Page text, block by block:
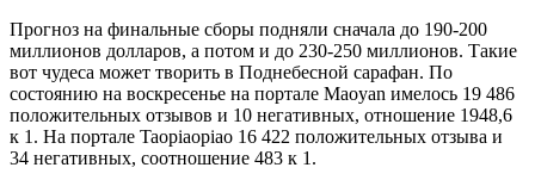
Прогноз на финальные сборы подняли сначала до 190-200
миллионов долларов, а потом и до 230-250 миллионов. Такие
вот чудеса может творить в Поднебесной сарафан. По
состоянию на воскресенье на портале Maoyan имелось 19 486
положительных отзывов и 10 негативных, отношение 1948,6
к 1. На портале Taopiaopiao 16 422 положительных отзыва и
34 негативных, соотношение 483 к 1.